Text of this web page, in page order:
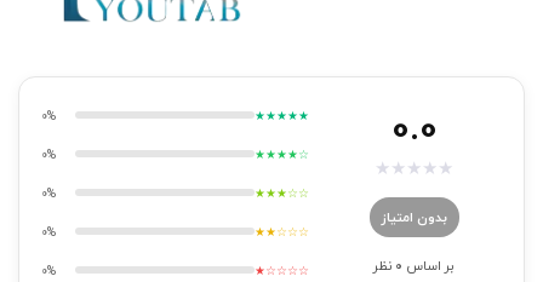
0.0
★
★
★
★
★
بدون امتیاز
بر اساس 0 نظر
★★★★★
0%
★★★★☆
0%
★★★☆☆
0%
★★☆☆☆
0%
★☆☆☆☆
0%